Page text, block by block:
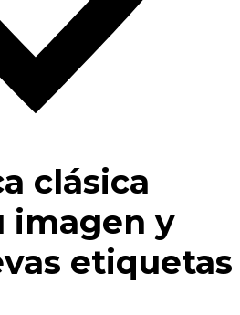
clásica
imagen y
etiquetas